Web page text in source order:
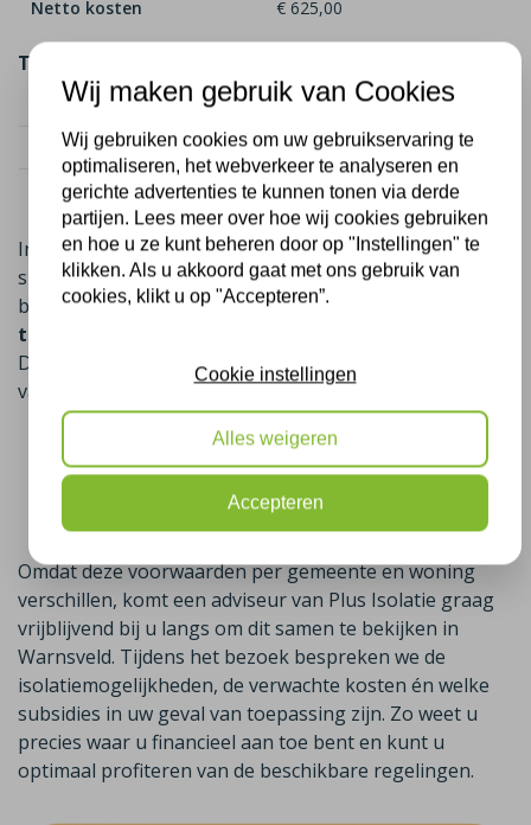
Netto kosten € 625,00
Totaal
Totaal kosten
€ 4.050
Totaal subsidie
€ 2.412,50
Netto kosten totaal
€ 1.637,50
In sommige gevallen is er naast de landelijke ISDE-
subsidie ook nog een gemeentelijke subsidie
beschikbaar, u krijgt dan in sommige gevallen geld
toe op het isoleren van uw woning in Warnsveld
Deze extra vergoeding verschilt per gemeente en is
vaak afhankelijk van factoren zoals:
de WOZ-waarde van de woning,
het huidige energielabel,
en het aantal isolatiemaatregelen dat nog
mogelijk is.
Omdat deze voorwaarden per gemeente en woning
verschillen, komt een adviseur van Plus Isolatie graag
vrijblijvend bij u langs om dit samen te bekijken in
Warnsveld. Tijdens het bezoek bespreken we de
isolatiemogelijkheden, de verwachte kosten én welke
subsidies in uw geval van toepassing zijn. Zo weet u
precies waar u financieel aan toe bent en kunt u
optimaal profiteren van de beschikbare regelingen.
Wij maken gebruik van Cookies
Wij gebruiken cookies om uw gebruikservaring te
optimaliseren, het webverkeer te analyseren en
gerichte advertenties te kunnen tonen via derde
partijen. Lees meer over hoe wij cookies gebruiken
en hoe u ze kunt beheren door op "Instellingen" te
klikken. Als u akkoord gaat met ons gebruik van
cookies, klikt u op "Accepteren”.
Cookie instellingen
Alles weigeren
Accepteren